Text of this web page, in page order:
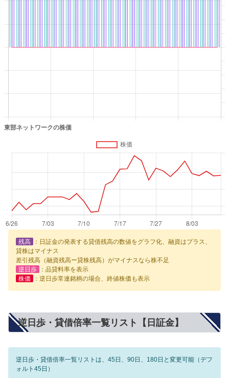
残高
：日証金の発表する貸借残高の数値をグラフ化、融資はプラス、
貸株はマイナス
差引残高（融資残高ー貸株残高）がマイナスなら株不足
逆日歩
：品貸料率を表示
株価
：逆日歩常連銘柄の場合、終値株価も表示
逆日歩・貸借倍率一覧リスト【日証金】
逆日歩・貸借倍率一覧リストは、45日、90日、180日と変更可能（デフ
ォルト45日）